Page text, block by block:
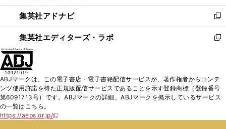
開
く
ウ
で
開
く
ン
ド
ウ
で
ウ
ィ
ン
ド
く
集英社アドナビ
新
し
い
ド
ウ
で
集英社エディターズ・ラボ
新
ィ
ン
ド
ABJマークは、この電子書店・電子書籍配信サービスが、著作権者からコンテ
ンツ使用許諾を得た正規版配信サービスであることを示す登録商標（登録番号
第6091713号）です。ABJマークの詳細、ABJマークを掲示しているサービス
の一覧はこちら。
https://aebs.or.jp/
新